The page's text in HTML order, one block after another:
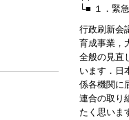
└■ １．緊
行政刷新会
育成事業，
全般の見直
います．日
係各機関に
連合の取り
たく思いま